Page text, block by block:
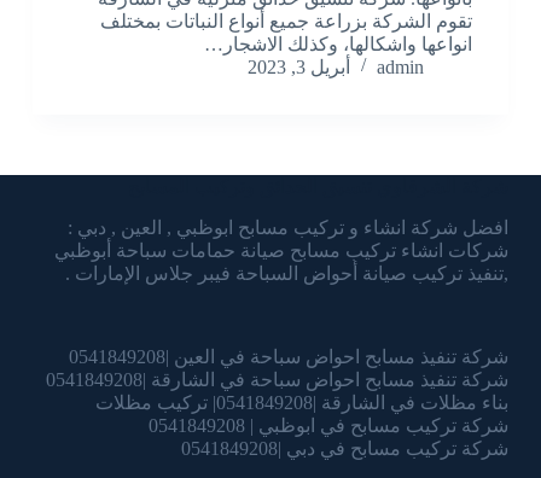
تقوم الشركة بزراعة جميع أنواع النباتات بمختلف
انواعها واشكالها، وكذلك الاشجار…
admin
أبريل 3, 2023
افضل شركة انشاء و تركيب مسابح ابوظبي , العين , دبي :
شركات انشاء تركيب مسابح صيانة حمامات سباحة أبوظبي
,تنفيذ تركيب صيانة أحواض السباحة فيبر جلاس الإمارات .
شركة تنفيذ مسابح احواض سباحة في العين |0541849208
شركة تنفيذ مسابح احواض سباحة في الشارقة |0541849208
بناء مظلات في الشارقة |0541849208| تركيب مظلات
شركة تركيب مسابح في ابوظبي | 0541849208
شركة تركيب مسابح في دبي |0541849208